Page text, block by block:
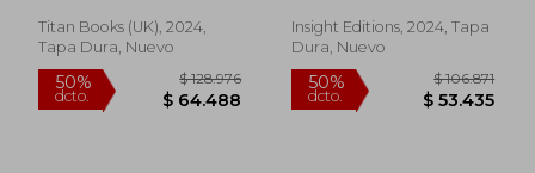
Titan Books (UK), 2024,
Tapa Dura, Nuevo
key Chains, Washi
Tapes and More!
Inglés)
Insight Editions, 2024, Tapa
Dura, Nuevo